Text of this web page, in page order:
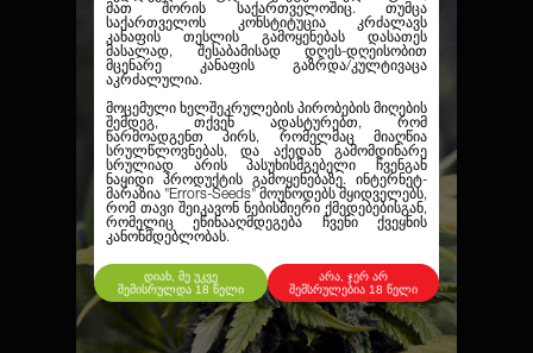
მათ შორის საქართველოშიც. თუმცა
საქართველოს კონსტიტუცია კრძალავს
კანაფის თესლის გამოყენებას დასათეს
მასალად, შესაბამისად დღეს-დღეისობით
მცენარე კანაფის გაზრდა/კულტივაცა
აკრძალულია.
მოცემული ხელშეკრულების პირობების მიღების
შემდეგ, თქვენ ადასტურებთ, რომ
წარმოადგენთ პირს, რომელმაც მიაღწია
სრულწლოვნებას, და აქედან გამომდინარე
სრულიად არის პასუხისმგებელი ჩვენგან
ნაყიდი პროდუქტის გამოყენებაზე. ინტერნეტ-
მარაზია "Errors-Seeds" მოუწოდებს მყიდველებს,
რომ თავი შეიკავონ ნებისმიერი ქმედებებისგან,
რომელიც ეწინააღმდეგება ჩვენი ქვეყნის
კანონმდებლობას.
დიახ, მე უკვე
შემისრულდა 18 წელი
არა, ჯერ არ
შემსრულებია 18 წელი